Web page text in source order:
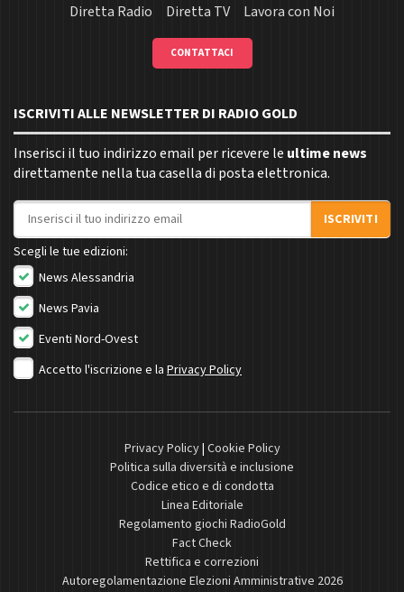
Diretta Radio
Diretta TV Lavora con Noi
CONTATTACI
ISCRIVITI ALLE NEWSLETTER DI RADIO GOLD
Inserisci il tuo indirizzo email per ricevere le ultime news
direttamente nella tua casella di posta elettronica.
Indirizzo email
ISCRIVITI
Scegli le tue edizioni:
News Alessandria
News Pavia
Eventi Nord-Ovest
Accetto l'iscrizione e la Privacy Policy
Privacy Policy| Cookie Policy
Politica sulla diversità e inclusione
Codice etico e di condotta
Linea Editoriale
Regolamento giochi RadioGold
Fact Check
Rettifica e correzioni
Autoregolamentazione Elezioni Amministrative 2026